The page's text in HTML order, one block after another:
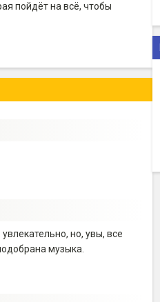
пойдёт на всё, чтобы
но, увы, все
музыка.